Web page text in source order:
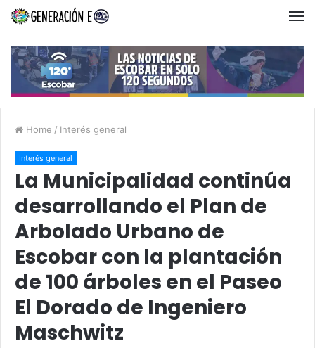
Home / Interés general
Interés general
La Municipalidad continúa
desarrollando el Plan de
Arbolado Urbano de
Escobar con la plantación
de 100 árboles en el Paseo
El Dorado de Ingeniero
Maschwitz